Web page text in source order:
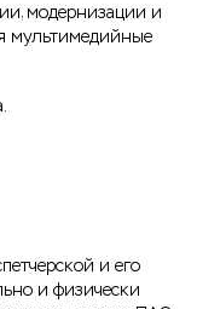
модернизации и
мультимедийные
и его
и физически